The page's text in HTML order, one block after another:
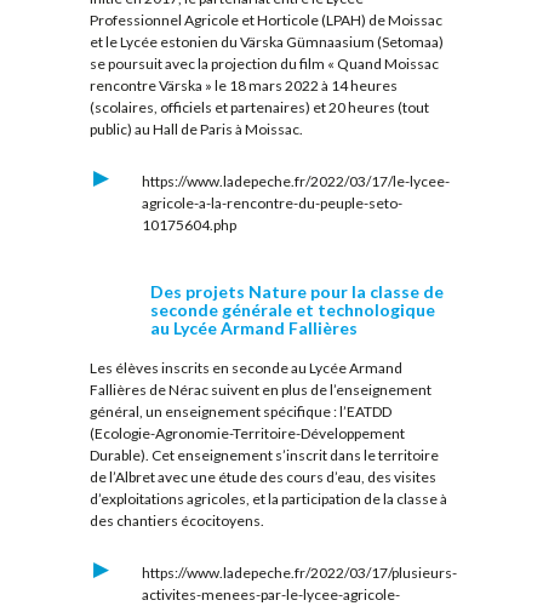
Professionnel Agricole et Horticole (LPAH) de Moissac
et le Lycée estonien du Värska Gümnaasium (Setomaa)
se poursuit avec la projection du film « Quand Moissac
rencontre Värska » le 18 mars 2022 à 14 heures
(scolaires, officiels et partenaires) et 20 heures (tout
public) au Hall de Paris à Moissac.
https://www.ladepeche.fr/2022/03/17/le-lycee-
agricole-a-la-rencontre-du-peuple-seto-
10175604.php
Des projets Nature pour la classe de
seconde générale et technologique
au Lycée Armand Fallières
Les élèves inscrits en seconde au Lycée Armand
Fallières de Nérac suivent en plus de l’enseignement
général, un enseignement spécifique : l’EATDD
(Ecologie-Agronomie-Territoire-Développement
Durable). Cet enseignement s’inscrit dans le territoire
de l’Albret avec une étude des cours d’eau, des visites
d’exploitations agricoles, et la participation de la classe à
des chantiers écocitoyens.
https://www.ladepeche.fr/2022/03/17/plusieurs-
activites-menees-par-le-lycee-agricole-